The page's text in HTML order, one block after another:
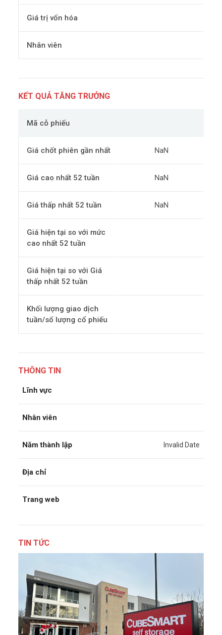
Giá trị vốn hóa
Nhân viên
KẾT QUẢ TĂNG TRƯỞNG
Mã cỗ phiếu
Giá chốt phiên gần nhất NaN
Giá cao nhất 52 tuần NaN
Giá thấp nhất 52 tuần NaN
Giá hiện tại so với mức
cao nhất 52 tuần
Giá hiện tại so với Giá
thấp nhất 52 tuần
Khối lượng giao dịch
tuần/số lượng cổ phiếu
THÔNG TIN
Lĩnh vực
Nhân viên
Năm thành lập Invalid Date
Địa chỉ
Trang web
TIN TỨC